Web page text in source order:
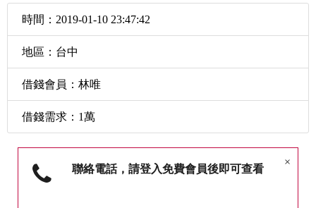
時間：2019-01-10 23:47:42
地區：台中
借錢會員：林唯
借錢需求：1萬
×
聯絡電話，請登入免費會員後即可查看